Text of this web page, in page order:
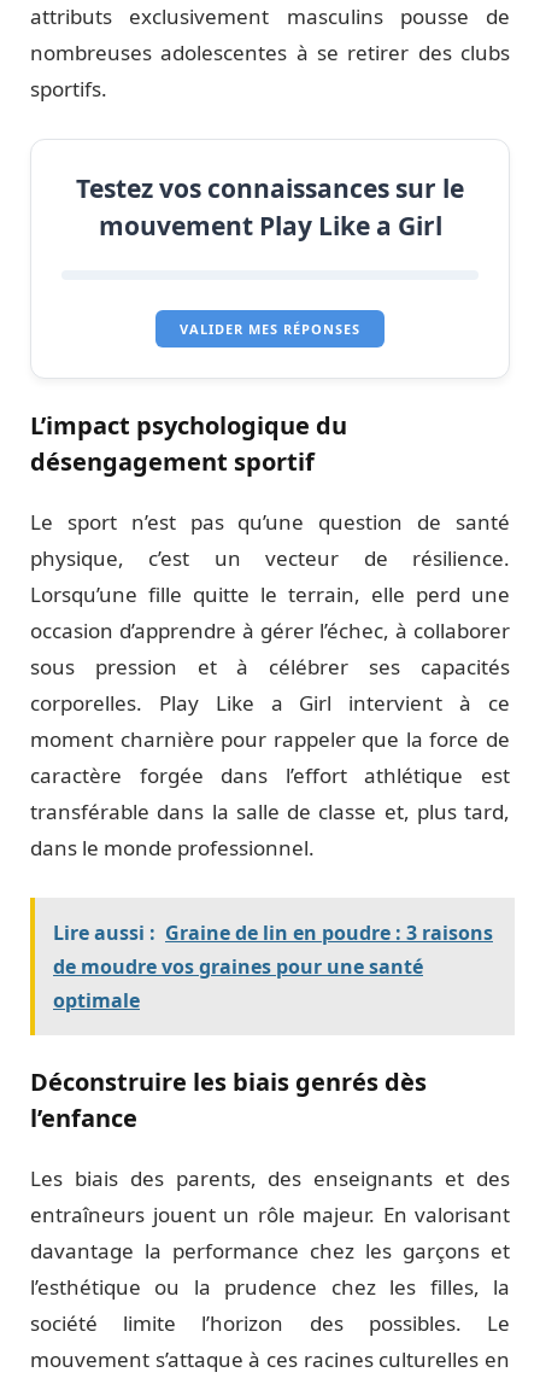
attributs exclusivement masculins pousse de
nombreuses adolescentes à se retirer des clubs
sportifs.
Testez vos connaissances sur le
mouvement Play Like a Girl
VALIDER MES RÉPONSES
L’impact psychologique du
désengagement sportif
Le sport n’est pas qu’une question de santé
physique, c’est un vecteur de résilience.
Lorsqu’une fille quitte le terrain, elle perd une
occasion d’apprendre à gérer l’échec, à collaborer
sous pression et à célébrer ses capacités
corporelles. Play Like a Girl intervient à ce
moment charnière pour rappeler que la force de
caractère forgée dans l’effort athlétique est
transférable dans la salle de classe et, plus tard,
dans le monde professionnel.
Lire aussi : Graine de lin en poudre : 3 raisons
de moudre vos graines pour une santé
optimale
Déconstruire les biais genrés dès
l’enfance
Les biais des parents, des enseignants et des
entraîneurs jouent un rôle majeur. En valorisant
davantage la performance chez les garçons et
l’esthétique ou la prudence chez les filles, la
société limite l’horizon des possibles. Le
mouvement s’attaque à ces racines culturelles en